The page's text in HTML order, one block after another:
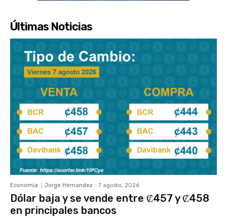
Últimas Noticias
Economía Jorge Hernandez - 7 agosto, 2026
Dólar baja y se vende entre ₡457 y ₡458
en principales bancos